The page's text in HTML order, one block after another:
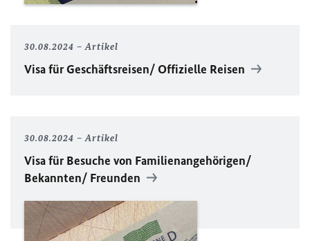
30.08.2024 Artikel
Visa für Geschäftsreisen/ Offizielle Reisen
30.08.2024 Artikel
Visa für Besuche von Familienangehörigen/
Bekannten/ Freunden